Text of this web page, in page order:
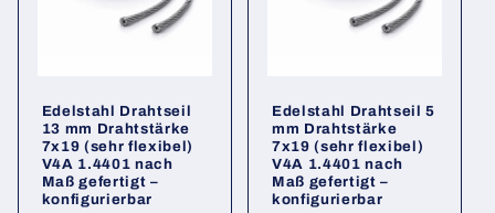
Edelstahl Drahtseil
13 mm Drahtstärke
7x19 (sehr flexibel)
V4A 1.4401 nach
Maß gefertigt –
konfigurierbar
Edelstahl Drahtseil 5
mm Drahtstärke
7x19 (sehr flexibel)
V4A 1.4401 nach
Maß gefertigt –
konfigurierbar